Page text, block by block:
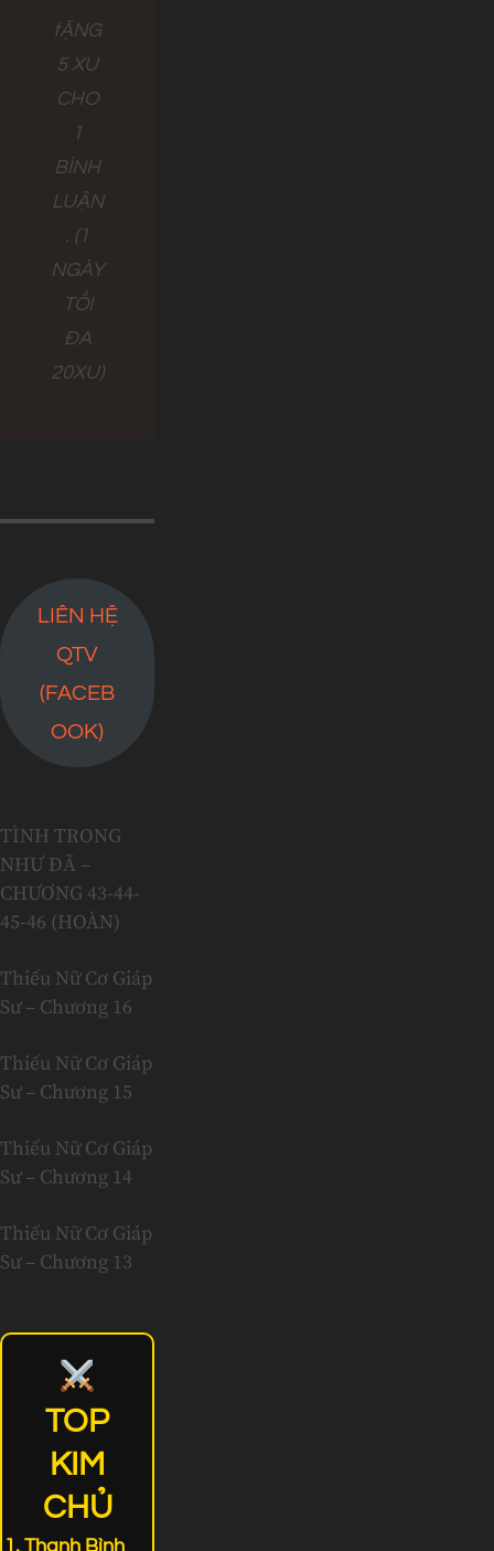
tẶNG
5 XU
CHO
1
BÌNH
LUẬN
. (1
NGÀY
TỐI
ĐA
20XU)
LIÊN HỆ
QTV
(FACEB
OOK)
TÌNH TRONG
NHƯ ĐÃ –
CHƯƠNG 43-44-
45-46 (HOÀN)
Thiếu Nữ Cơ Giáp
Sư – Chương 16
Thiếu Nữ Cơ Giáp
Sư – Chương 15
Thiếu Nữ Cơ Giáp
Sư – Chương 14
Thiếu Nữ Cơ Giáp
Sư – Chương 13
TOP
KIM
CHỦ
Thanh Bình